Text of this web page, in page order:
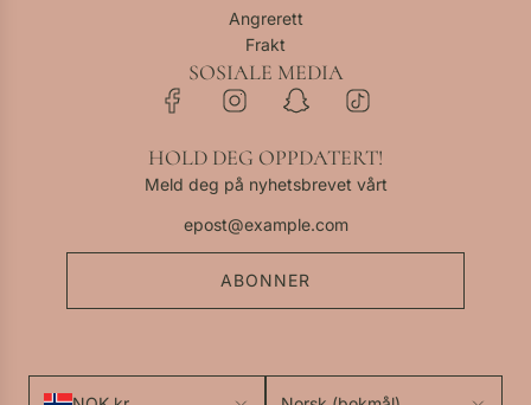
Angrerett
Frakt
SOSIALE MEDIA
HOLD DEG OPPDATERT!
Meld deg på nyhetsbrevet vårt
ABONNER